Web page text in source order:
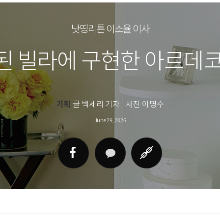
낫띵리튼 이소율 이사
빌라에 구현한 아르데
기획 글 백세리 기자 | 사진 이명수
June 29, 2026